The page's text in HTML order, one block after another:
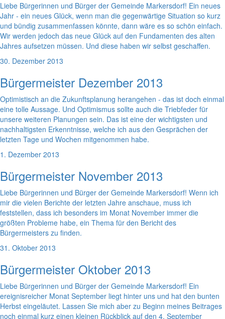
Liebe Bürgerinnen und Bürger der Gemeinde Markersdorf! Ein neues
Jahr - ein neues Glück, wenn man die gegenwärtige Situation so kurz
und bündig zusammenfassen könnte, dann wäre es so schön einfach.
Wir werden jedoch das neue Glück auf den Fundamenten des alten
Jahres aufsetzen müssen. Und diese haben wir selbst geschaffen.
30. Dezember 2013
Bürgermeister Dezember 2013
Optimistisch an die Zukunftsplanung herangehen - das ist doch einmal
eine tolle Aussage. Und Optimismus sollte auch die Triebfeder für
unsere weiteren Planungen sein. Das ist eine der wichtigsten und
nachhaltigsten Erkenntnisse, welche ich aus den Gesprächen der
letzten Tage und Wochen mitgenommen habe.
1. Dezember 2013
Bürgermeister November 2013
Liebe Bürgerinnen und Bürger der Gemeinde Markersdorf! Wenn ich
mir die vielen Berichte der letzten Jahre anschaue, muss ich
feststellen, dass ich besonders im Monat November immer die
größten Probleme habe, ein Thema für den Bericht des
Bürgermeisters zu finden.
31. Oktober 2013
Bürgermeister Oktober 2013
Liebe Bürgerinnen und Bürger der Gemeinde Markersdorf! Ein
ereignisreicher Monat September liegt hinter uns und hat den bunten
Herbst eingeläutet. Lassen Sie mich aber zu Beginn meines Beitrages
noch einmal kurz einen kleinen Rückblick auf den 4. September